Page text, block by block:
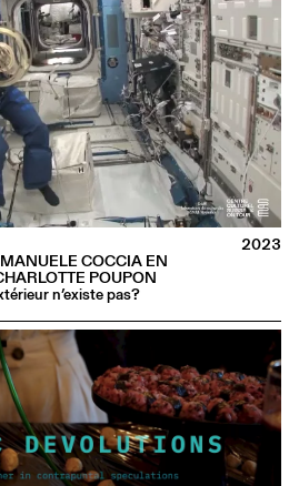
COCCIA EN
POUPON
n’existe pas?
2023